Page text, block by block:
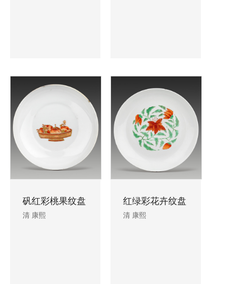
矾红彩桃果纹盘
清 康熙
红绿彩花卉纹盘
清 康熙